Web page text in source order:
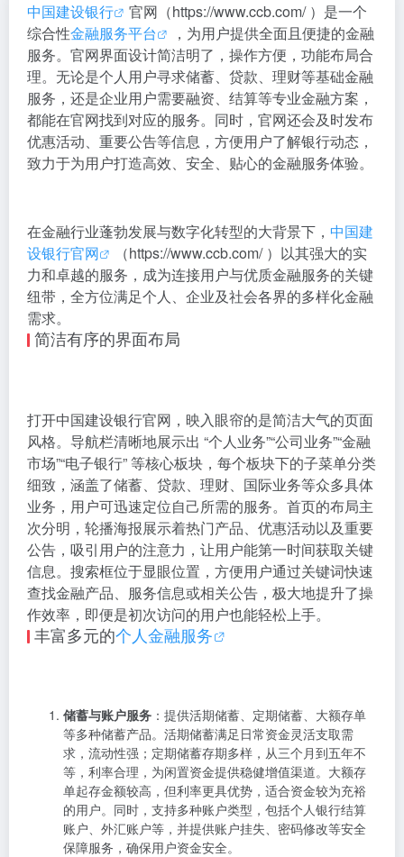
中国建设银行
官网（https://www.ccb.com/ ）是一个
综合性金融服务平台
，为用户提供全面且便捷的金融
服务。官网界面设计简洁明了，操作方便，功能布局合
理。无论是个人用户寻求储蓄、贷款、理财等基础金融
服务，还是企业用户需要融资、结算等专业金融方案，
都能在官网找到对应的服务。同时，官网还会及时发布
优惠活动、重要公告等信息，方便用户了解银行动态，
致力于为用户打造高效、安全、贴心的金融服务体验。
在金融行业蓬勃发展与数字化转型的大背景下， 中国建
设银行官网
（https://www.ccb.com/ ）以其强大的实
力和卓越的服务，成为连接用户与优质金融服务的关键
纽带，全方位满足个人、企业及社会各界的多样化金融
需求。
简洁有序的界面布局
打开中国建设银行官网，映入眼帘的是简洁大气的页面
风格。导航栏清晰地展示出 “个人业务”“公司业务”“金融
市场”“电子银行” 等核心板块，每个板块下的子菜单分类
细致，涵盖了储蓄、贷款、理财、国际业务等众多具体
业务，用户可迅速定位自己所需的服务。首页的布局主
次分明，轮播海报展示着热门产品、优惠活动以及重要
公告，吸引用户的注意力，让用户能第一时间获取关键
信息。搜索框位于显眼位置，方便用户通过关键词快速
查找金融产品、服务信息或相关公告，极大地提升了操
作效率，即便是初次访问的用户也能轻松上手。
丰富多元的个人金融服务
储蓄与账户服务 ：提供活期储蓄、定期储蓄、大额存单
等多种储蓄产品。活期储蓄满足日常资金灵活支取需
求，流动性强；定期储蓄存期多样，从三个月到五年不
等，利率合理，为闲置资金提供稳健增值渠道。大额存
单起存金额较高，但利率更具优势，适合资金较为充裕
的用户。同时，支持多种账户类型，包括个人银行结算
账户、外汇账户等，并提供账户挂失、密码修改等安全
保障服务，确保用户资金安全。